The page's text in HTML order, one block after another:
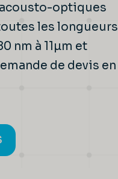
optiques
les longueurs
nm à 11µm et
de devis en